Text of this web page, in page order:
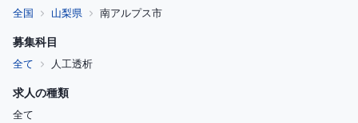
全国 山梨県 南アルプス市
募集科目
全て 人工透析
求人の種類
全て